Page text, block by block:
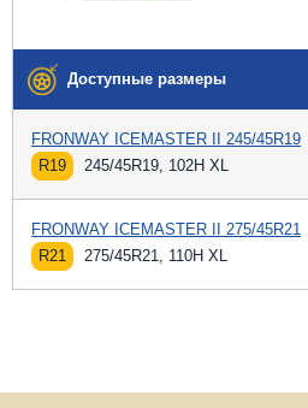
Доступные размеры
FRONWAY ICEMASTER II 245/45R19
R19
245/45R19, 102H XL
FRONWAY ICEMASTER II 275/45R21
R21
275/45R21, 110H XL